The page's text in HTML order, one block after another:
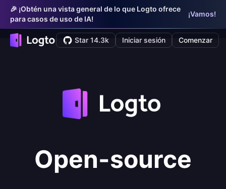
🎉 ¡Obtén una vista general de lo que Logto ofrece
para casos de uso de IA!
¡Vamos!
Star 14.3k Iniciar sesión Comenzar
Open-source